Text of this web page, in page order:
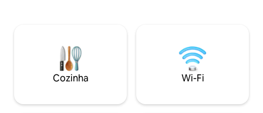
casais, viajantes de negócios e famílias.
Será uma satisfação te receber!
possui
Cozinha Wi-Fi